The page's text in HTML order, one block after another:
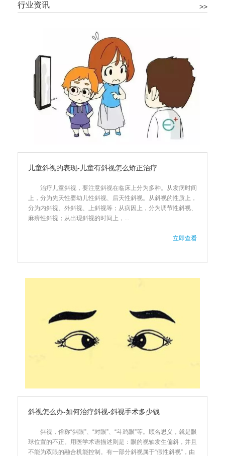
>>
行业资讯
儿童斜视的表现-儿童有斜视怎么矫正治疗
治疗儿童斜视，要注意斜视在临床上分为多种。从发病时间
上，分为先天性婴幼儿性斜视、后天性斜视。从斜视的性质上，
分为内斜视、外斜视、上斜视等；从病因上，分为调节性斜视、
麻痹性斜视；从出现斜视的时间上，...
立即查看
斜视怎么办-如何治疗斜视-斜视手术多少钱
斜视，俗称“斜眼”、“对眼”、“斗鸡眼”等。顾名思义，就是眼
球位置的不正。用医学术语描述则是：眼的视轴发生偏斜，并且
不能为双眼的融合机能控制。有一部分斜视属于“假性斜视”，由